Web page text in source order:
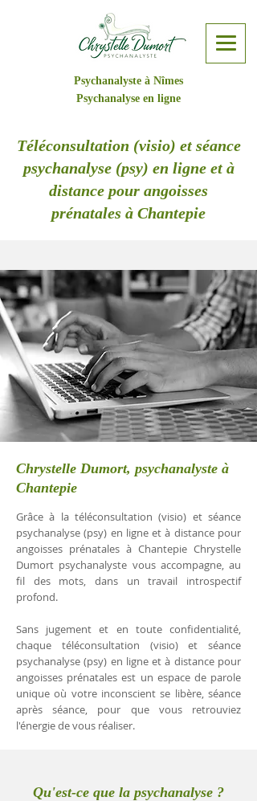
Psychanalyste à Nîmes
Psychanalyse en ligne
Téléconsultation (visio) et séance
psychanalyse (psy) en ligne et à
distance pour angoisses
prénatales à Chantepie
Chrystelle Dumort, psychanalyste à
Chantepie
Grâce à la téléconsultation (visio) et séance
psychanalyse (psy) en ligne et à distance pour
angoisses prénatales à Chantepie Chrystelle
Dumort psychanalyste vous accompagne, au
fil des mots, dans un travail introspectif
profond.
Sans jugement et en toute confidentialité,
chaque téléconsultation (visio) et séance
psychanalyse (psy) en ligne et à distance pour
angoisses prénatales est un espace de parole
unique où votre inconscient se libère, séance
après séance, pour que vous retrouviez
l'énergie de vous réaliser.
Qu'est-ce que la psychanalyse ?